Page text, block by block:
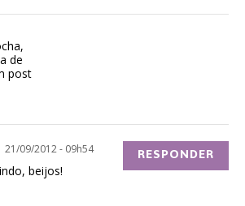
de
post
21/09/2012 - 09h54
beijos!
RESPONDER